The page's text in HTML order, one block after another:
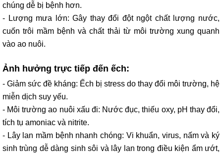
chúng dễ bị bệnh hơn.
- Lượng mưa lớn: Gây thay đổi đột ngột chất lượng nước,
cuốn trôi mầm bệnh và chất thải từ môi trường xung quanh
vào ao nuôi.
Ảnh hưởng trực tiếp đến ếch:
- Giảm sức đề kháng: Ếch bị stress do thay đổi môi trường, hệ
miễn dịch suy yếu.
- Môi trường ao nuôi xấu đi: Nước đục, thiếu oxy, pH thay đổi,
tích tụ amoniac và nitrite.
- Lây lan mầm bệnh nhanh chóng: Vi khuẩn, virus, nấm và ký
sinh trùng dễ dàng sinh sôi và lây lan trong điều kiện ẩm ướt,